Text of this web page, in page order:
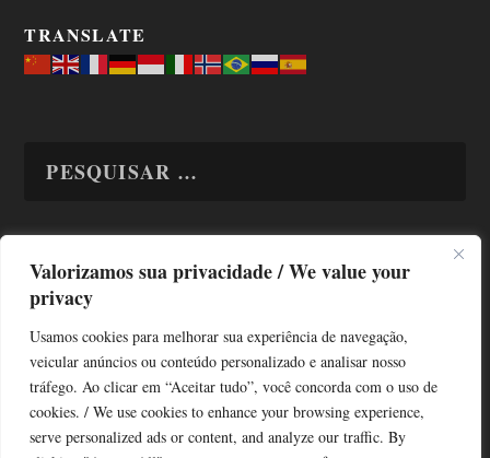
Valorizamos sua privacidade / We value your
privacy
Usamos cookies para melhorar sua experiência de navegação,
veicular anúncios ou conteúdo personalizado e analisar nosso
tráfego. Ao clicar em “Aceitar tudo”, você concorda com o uso de
cookies. / We use cookies to enhance your browsing experience,
serve personalized ads or content, and analyze our traffic. By
TRANSLATE
TODAS OS ASSUNTOS
Copyright © Alô Tatuapé 2013 / 2026